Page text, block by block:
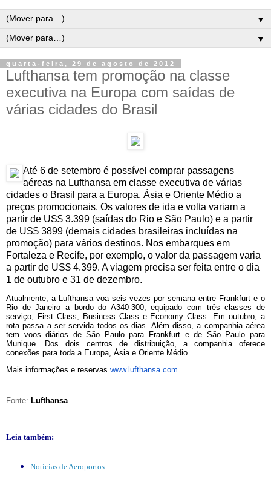
▼
▼
quarta-feira, 29 de agosto de 2012
Lufthansa tem promoção na classe
executiva na Europa com saídas de
várias cidades do Brasil
Até 6 de setembro é possível comprar passagens
aéreas na Lufthansa em classe executiva de várias
cidades o Brasil para a Europa, Ásia e Oriente Médio a
preços promocionais. Os valores de ida e volta variam a
partir de US$ 3.399 (saídas do Rio e São Paulo) e a partir
de US$ 3899 (demais cidades brasileiras incluídas na
promoção) para vários destinos. Nos embarques em
Fortaleza e Recife, por exemplo, o valor da passagem varia
a partir de US$ 4.399. A viagem precisa ser feita entre o dia
1 de outubro e 31 de dezembro.
Atualmente, a Lufthansa voa seis vezes por semana entre Frankfurt e o
Rio de Janeiro a bordo do A340-300, equipado com três classes de
serviço, First Class, Business Class e Economy Class. Em outubro, a
rota passa a ser servida todos os dias. Além disso, a companhia aérea
tem voos diários de São Paulo para Frankfurt e de São Paulo para
Munique. Dos dois centros de distribuição, a companhia oferece
conexões para toda a Europa, Ásia e Oriente Médio.
Mais informações e reservas www.lufthansa.com
Fonte: Lufthansa
Leia também:
Notícias de Aeroportos